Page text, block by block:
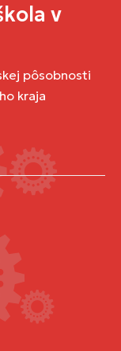
v
pôsobnosti
kraja